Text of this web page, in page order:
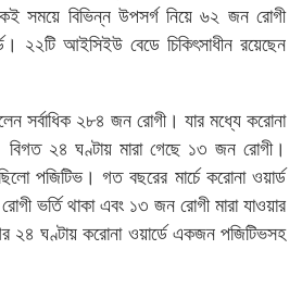
সময়ে বিভিন্ন উপসর্গ নিয়ে ৬২ জন রোগী
২২টি আইসিইউ বেডে চিকিৎসাধীন রয়েছেন
সর্বাধিক ২৮৪ জন রোগী। যার মধ্যে করোনা
২৪ ঘণ্টায় মারা গেছে ১৩ জন রোগী।
পজিটিভ। গত বছরের মার্চে করোনা ওয়ার্ড
ভর্তি থাকা এবং ১৩ জন রোগী মারা যাওয়ার
ঘণ্টায় করোনা ওয়ার্ডে একজন পজিটিভসহ